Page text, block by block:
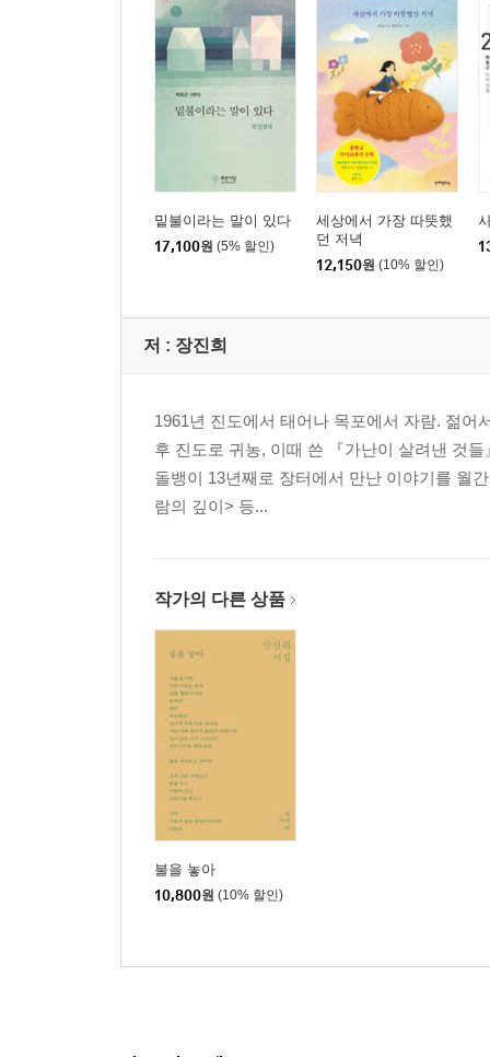
밑불이라는 말이 있다
17,100원 (5% 할인)
세상에서 가장 따뜻했
던 저녁
12,150원 (10% 할인)
저 : 장진희
1961년 진도에서 태어나 목포에서 자람. 젊
후 진도로 귀농, 이때 쓴 『가난이 살려낸 것
돌뱅이 13년째로 장터에서 만난 이야기를 월
람의 깊이> 등...
작가의 다른 상품
불을 놓아
10,800원 (10% 할인)